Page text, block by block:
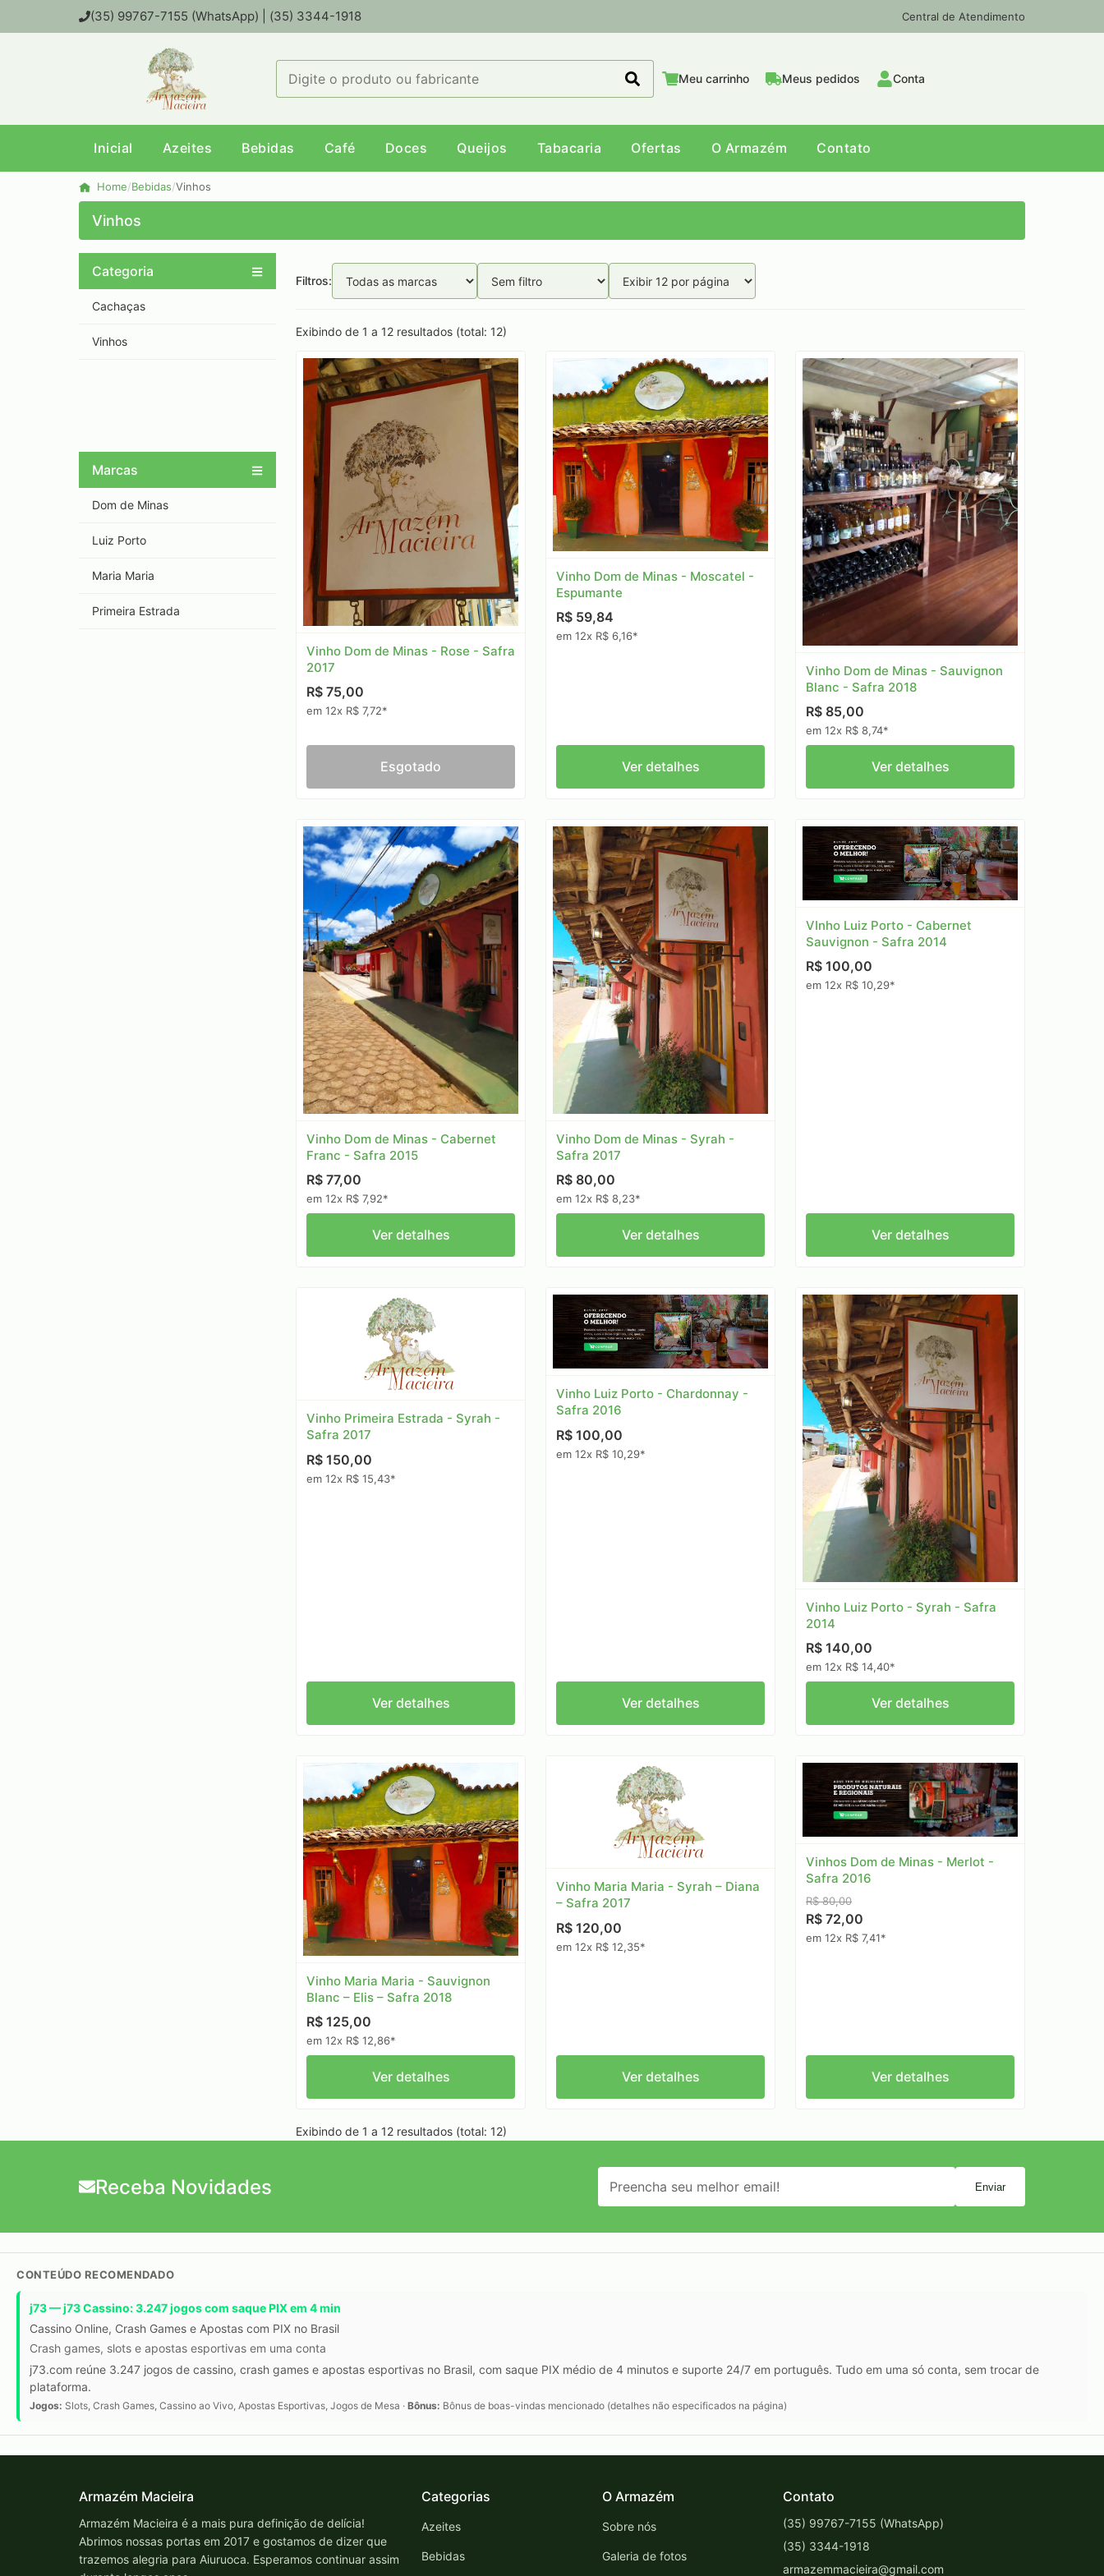
(35) 99767-7155 (WhatsApp) | (35) 3344-1918 Central de Atendimento
Meu carrinho Meus pedidos Conta
Inicial Azeites Bebidas Café Doces Queijos Tabacaria Ofertas O Armazém Contato
Home/Bebidas/Vinhos
Vinhos
Categoria
Cachaças
Vinhos
Marcas
Dom de Minas
Luiz Porto
Maria Maria
Primeira Estrada
Filtros:
Exibindo de 1 a 12 resultados (total: 12)
Vinho Dom de Minas - Rose - Safra
2017
R$ 75,00
em 12x R$ 7,72*
Esgotado
Vinho Dom de Minas - Moscatel -
Espumante
R$ 59,84
em 12x R$ 6,16*
Ver detalhes
Vinho Dom de Minas - Sauvignon
Blanc - Safra 2018
R$ 85,00
em 12x R$ 8,74*
Ver detalhes
Vinho Dom de Minas - Cabernet
Franc - Safra 2015
R$ 77,00
em 12x R$ 7,92*
Ver detalhes
Vinho Dom de Minas - Syrah -
Safra 2017
R$ 80,00
em 12x R$ 8,23*
Ver detalhes
VInho Luiz Porto - Cabernet
Sauvignon - Safra 2014
R$ 100,00
em 12x R$ 10,29*
Ver detalhes
Vinho Primeira Estrada - Syrah -
Safra 2017
R$ 150,00
em 12x R$ 15,43*
Ver detalhes
Vinho Luiz Porto - Chardonnay -
Safra 2016
R$ 100,00
em 12x R$ 10,29*
Ver detalhes
Vinho Luiz Porto - Syrah - Safra
2014
R$ 140,00
em 12x R$ 14,40*
Ver detalhes
Vinho Maria Maria - Sauvignon
Blanc – Elis – Safra 2018
R$ 125,00
em 12x R$ 12,86*
Ver detalhes
Vinho Maria Maria - Syrah – Diana
– Safra 2017
R$ 120,00
em 12x R$ 12,35*
Ver detalhes
Vinhos Dom de Minas - Merlot -
Safra 2016
R$ 80,00
R$ 72,00
em 12x R$ 7,41*
Ver detalhes
Exibindo de 1 a 12 resultados (total: 12)
Receba Novidades Enviar
CONTEÚDO RECOMENDADO
j73 — j73 Cassino: 3.247 jogos com saque PIX em 4 min
Cassino Online, Crash Games e Apostas com PIX no Brasil
Crash games, slots e apostas esportivas em uma conta
j73.com reúne 3.247 jogos de cassino, crash games e apostas esportivas no Brasil, com saque PIX médio de 4 minutos e suporte 24/7 em português. Tudo em uma só conta, sem trocar de
plataforma.
Jogos: Slots, Crash Games, Cassino ao Vivo, Apostas Esportivas, Jogos de Mesa · Bônus: Bônus de boas-vindas mencionado (detalhes não especificados na página)
Armazém Macieira
Armazém Macieira é a mais pura definição de delícia!
Abrimos nossas portas em 2017 e gostamos de dizer que
trazemos alegria para Aiuruoca. Esperamos continuar assim
Categorias
Azeites
Bebidas
O Armazém
Sobre nós
Galeria de fotos
Contato
(35) 99767-7155 (WhatsApp)
(35) 3344-1918
armazemmacieira@gmail.com